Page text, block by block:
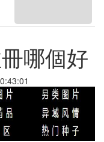
哪個好